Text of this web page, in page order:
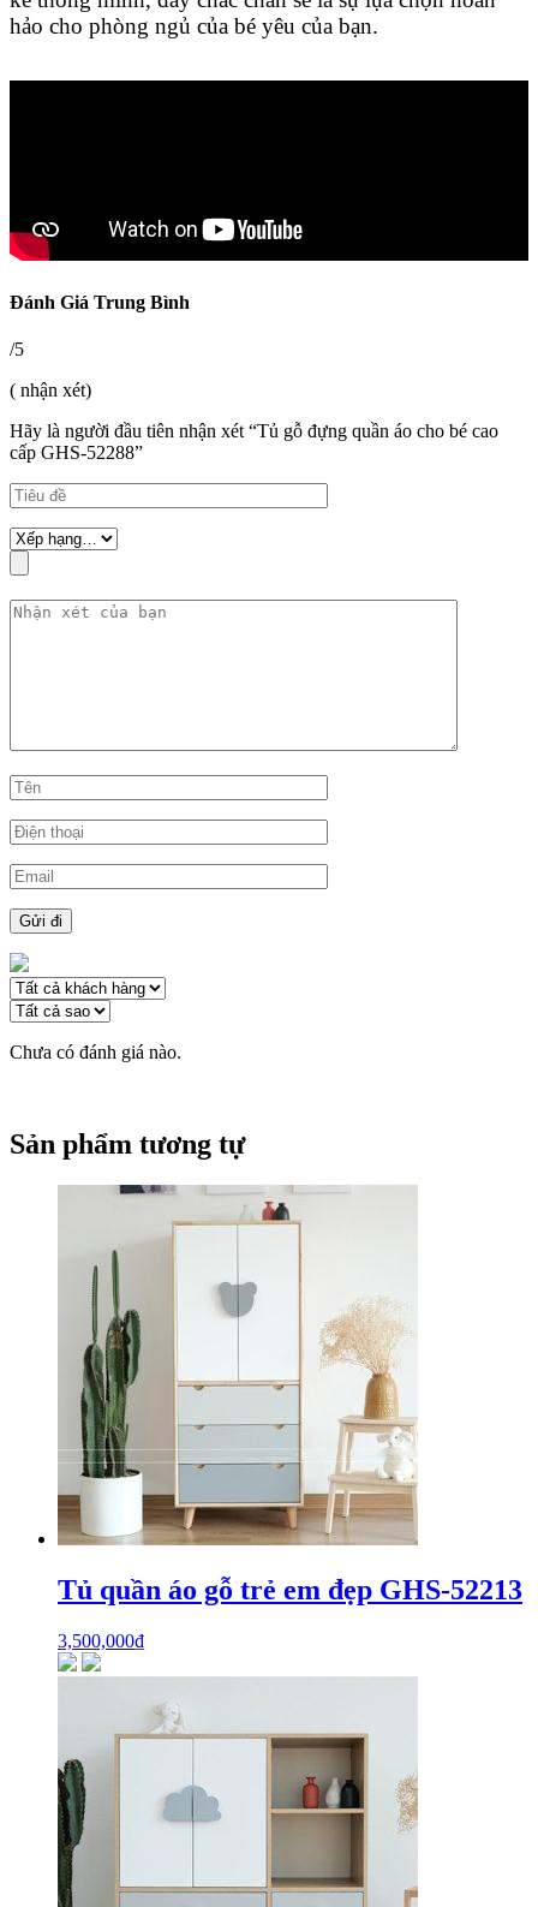
hảo cho phòng ngủ của bé yêu của bạn.
Đánh Giá Trung Bình
/5
( nhận xét)
Hãy là người đầu tiên nhận xét “Tủ gỗ đựng quần áo cho bé cao
cấp GHS-52288”
Chưa có đánh giá nào.
Sản phẩm tương tự
Tủ quần áo gỗ trẻ em đẹp GHS-52213
3,500,000₫